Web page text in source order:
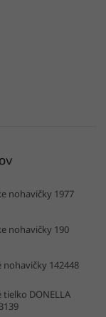
nohavičky 1977
nohavičky 190
nohavičky 142448
tielko DONELLA